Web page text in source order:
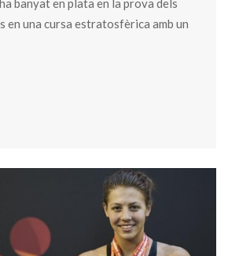
banyat en plata en la prova dels
en una cursa estratosfèrica amb un